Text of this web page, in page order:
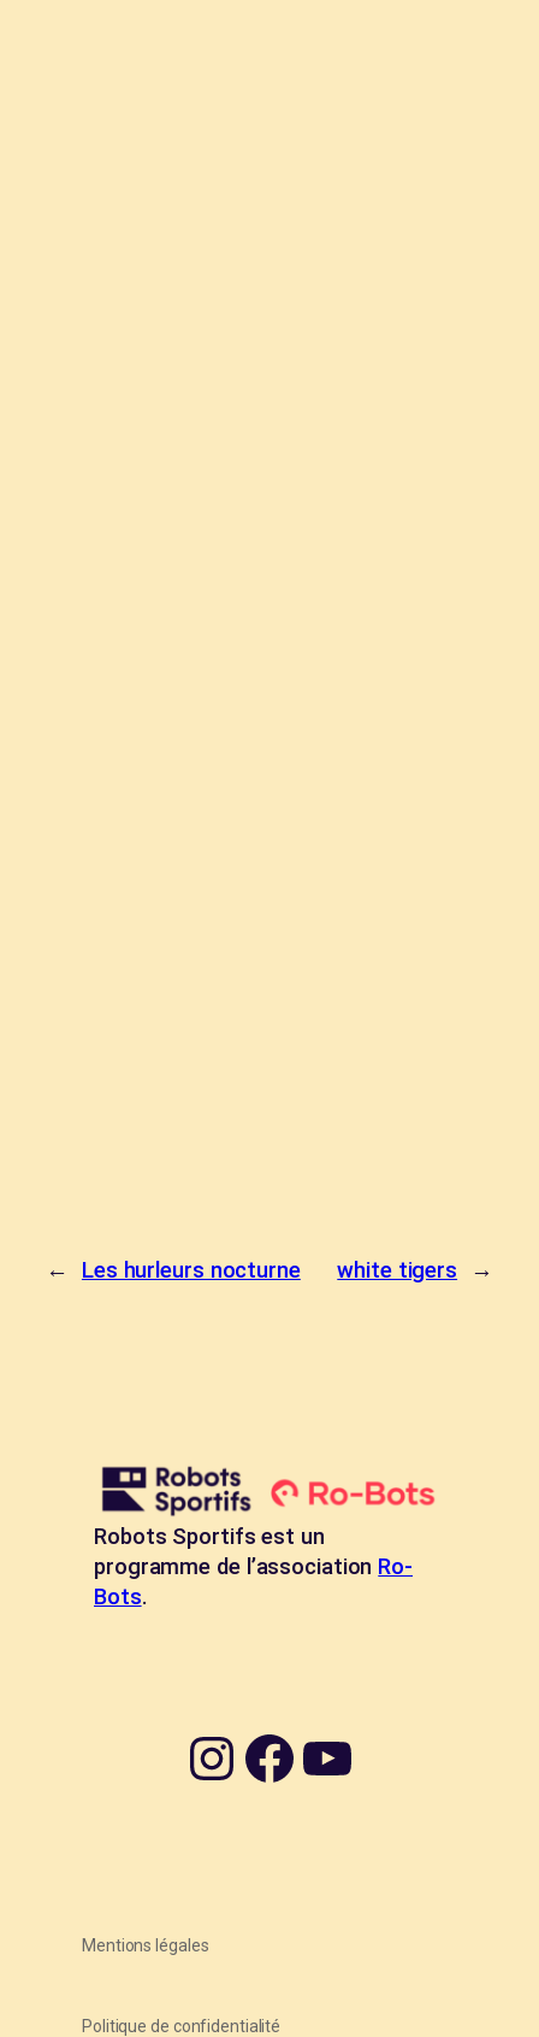
← Les hurleurs nocturne white tigers →
Robots Sportifs est un
programme de l’association Ro-
Bots.
InstagramFacebook YouTube
Mentions légales
Politique de confidentialité